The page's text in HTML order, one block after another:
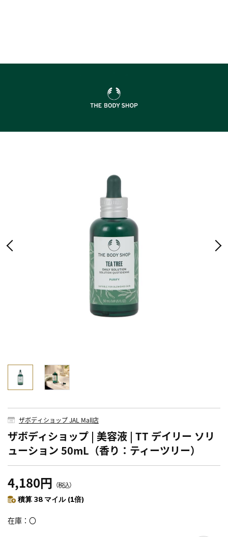
ザボディショップ JAL Mall店
ザボディショップ | 美容液 | TT デイリー ソリ
ューション 50mL（香り：ティーツリー）
4,180円 （税込）
積算 38 マイル (1倍)
在庫 〇